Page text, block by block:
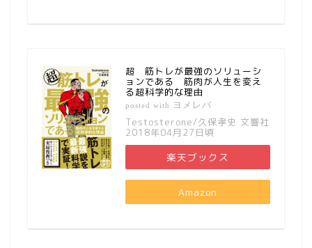
超 筋トレが最強のソリューシ
ョンである 筋肉が人生を変え
る超科学的な理由
posted with ヨメレバ
Testosterone/久保孝史 文響社
2018年04月27日頃
楽天ブックス
Amazon